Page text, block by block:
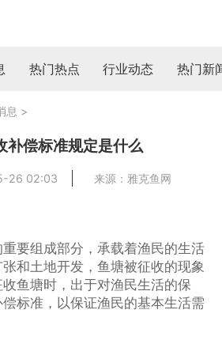
热门热点 行业动态 热门新
息 >
补偿标准规定是什么
26 02:03 来源：雅克鱼网
要组成部分，承载着渔民的生活
和土地开发，鱼塘被征收的现象
鱼塘时，出于对渔民生活的保
标准，以保证渔民的基本生活需